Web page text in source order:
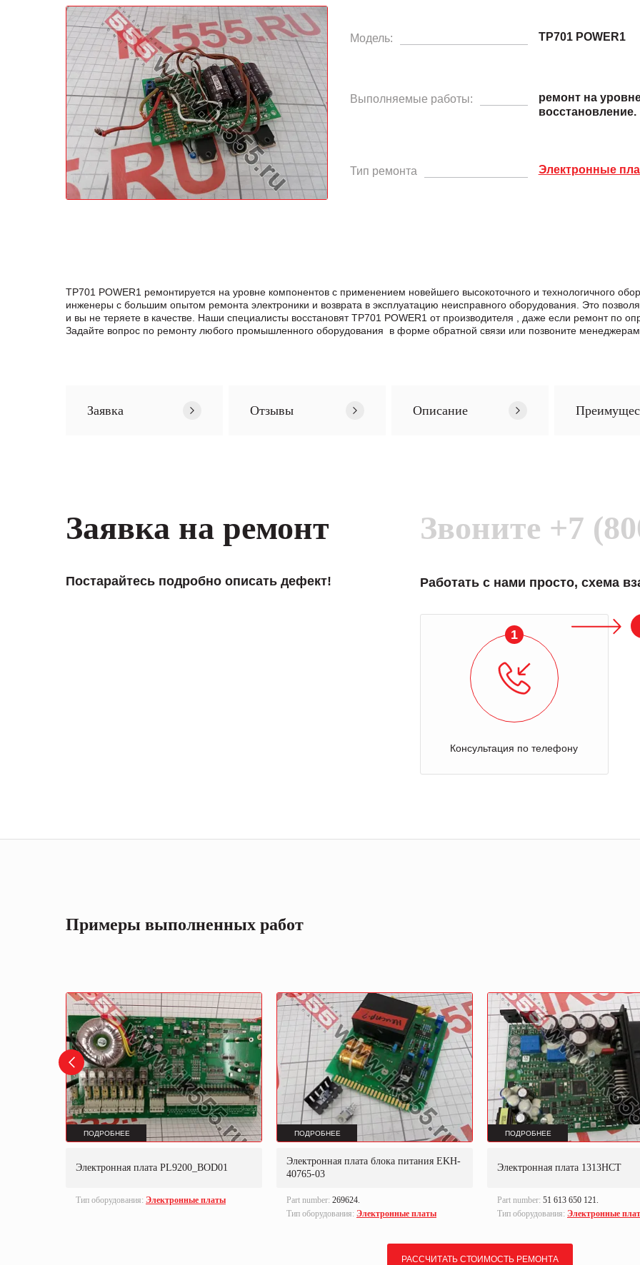
Модель: TP701 POWER1
Выполняемые работы:
ремонт на
восстановление.
Тип ремонта Электронные
TP701 POWER1 ремонтируется на уровне компонентов с применением новейшего высокоточного и технологичного
инженеры с большим опытом ремонта электроники и возврата в эксплуатацию неисправного оборудования. Это
и вы не теряете в качестве. Наши специалисты восстановят TP701 POWER1 от производителя , даже если ремонт по
Задайте вопрос по ремонту любого промышленного оборудования в формe обратной связи или позвоните менеджерам
Заявка Отзывы Описание
Заявка на ремонт
Постарайтесь подробно описать дефект!
Звоните +7
Работать с нами просто, схема
1
Консультация по телефону
Примеры выполненных работ
ПОДРОБНЕЕ
Электронная плата PL9200_BOD01
Тип оборудования: Электронные платы
ПОДРОБНЕЕ
Электронная плата блока питания EKH-
40765-03
Part number: 269624.
Тип оборудования: Электронные платы
ПОДРОБНЕЕ
Электронная плата 1313HCT
Part number: 51 613 650 121.
Тип оборудования: Электронные
РАССЧИТАТЬ СТОИМОСТЬ РЕМОНТА